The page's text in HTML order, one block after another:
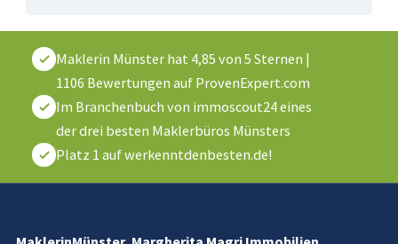
Maklerin Münster hat 4,85 von 5 Sternen |
1106 Bewertungen auf ProvenExpert.com
Im Branchenbuch von immoscout24 eines
der drei besten Maklerbüros Münsters
Platz 1 auf werkenntdenbesten.de!